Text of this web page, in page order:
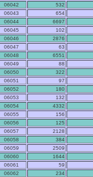
06042
532
06043
654
06044
6697
06045
102
06046
2876
06047
63
06048
6551
06049
88
06050
322
06051
97
06052
180
06053
132
06054
4332
06055
156
06056
125
06057
2128
06058
384
06059
2509
06060
1644
06061
59
06062
234